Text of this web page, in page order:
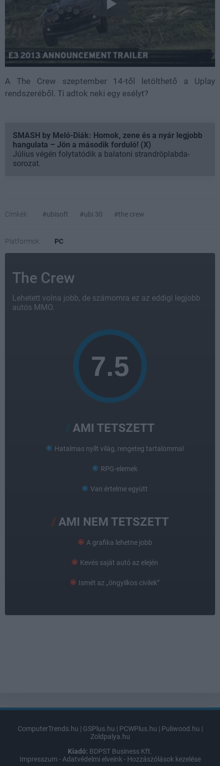
A The Crew szeptember 14-től letölthető a Uplay
rendszeréből. Ti adtok neki egy esélyt?
SMASH by Meló-Diák: Homok, zene és a nyár legjobb
hangulata – Jön a második forduló! (X)
Július végén folytatódik a balatoni strandröplabda-
sorozat.
Címkék: #ubisoft #ubi 30 #the crew
Platformok: PC
The Crew
Lehetett volna jobb, de számomra ez az eddigi legjobb
autós MMO.
AMI TETSZETT
Hatalmas nyílt világ, rengeteg tartalommal
RPG-elemek
Van értelme együtt
AMI NEM TETSZETT
A grafika lehetne jobb
Kevés saját autó az elején
Ismét az „öngyilkos civilek”
ComputerTrends.hu | GSPlus.hu | PCWPlus.hu | Puliwood.hu |
Zoldpalya.hu
Kiadó: BDPST Business Kft.
Impresszum -Adatvédelmi elveink- Hozzászólások kezelése